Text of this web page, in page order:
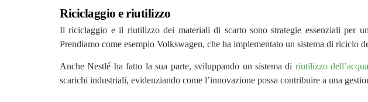
Riciclaggio e riutilizzo
Il riciclaggio e il riutilizzo dei materiali di scarto sono strategie essenziali per
Prendiamo come esempio Volkswagen, che ha implementato un sistema di
Anche Nestlé ha fatto la sua parte, sviluppando un sistema di riutilizzo
scarichi industriali, evidenziando come l’innovazione possa contribuire a una